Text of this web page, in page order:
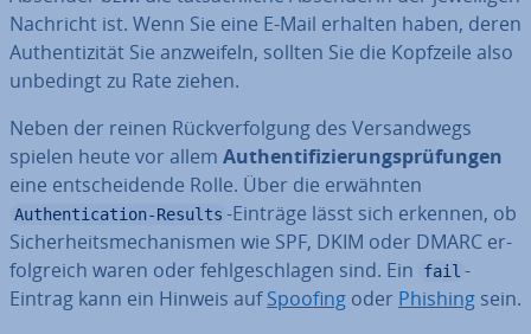
Nachricht ist. Wenn Sie eine E-Mail erhalten haben, deren
Au­then­ti­zi­tät Sie an­zwei­feln, sollten Sie die Kopfzeile also
unbedingt zu Rate ziehen.
Neben der reinen Rück­ver­fol­gung des Ver­sand­wegs
spielen heute vor allem Au­then­ti­fi­zie­rungs­prü­fun­gen
eine ent­schei­den­de Rolle. Über die erwähnten
Authentication-Results -Einträge lässt sich erkennen, ob
Si­cher­heits­me­cha­nis­men wie SPF, DKIM oder DMARC er­
folg­reich waren oder fehl­ge­schla­gen sind. Ein
fail -
Eintrag kann ein Hinweis aufSpoofing oder Phishing sein.